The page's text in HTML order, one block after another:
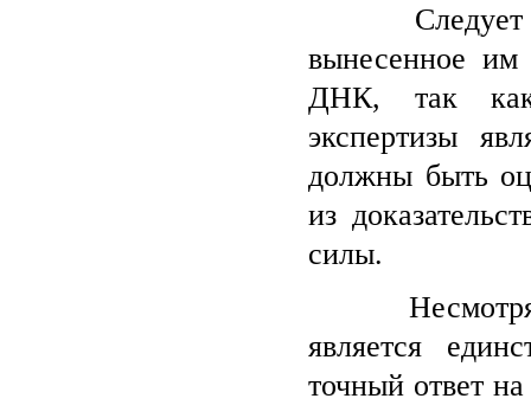
Следует
вынесенное им
ДНК, так как,
экспертизы
должны быть
из
силы.
Несмотря
является
точный ответ